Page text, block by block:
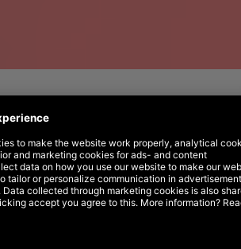
Sam& voor alle kinderen
zonder kinderarmoede. Toch
die het financieel lastig
hulp niet te vinden.
om elke dag nieuwe
dankzij de kracht van